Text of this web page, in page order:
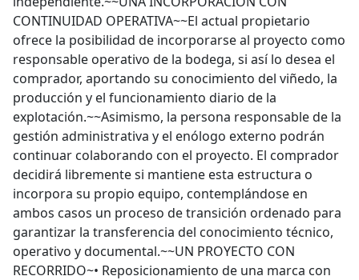
CONTINUIDAD OPERATIVA~~El actual propietario
ofrece la posibilidad de incorporarse al proyecto como
responsable operativo de la bodega, si así lo desea el
comprador, aportando su conocimiento del viñedo, la
producción y el funcionamiento diario de la
explotación.~~Asimismo, la persona responsable de la
gestión administrativa y el enólogo externo podrán
continuar colaborando con el proyecto. El comprador
decidirá libremente si mantiene esta estructura o
incorpora su propio equipo, contemplándose en
ambos casos un proceso de transición ordenado para
garantizar la transferencia del conocimiento técnico,
operativo y documental.~~UN PROYECTO CON
RECORRIDO~• Reposicionamiento de una marca con